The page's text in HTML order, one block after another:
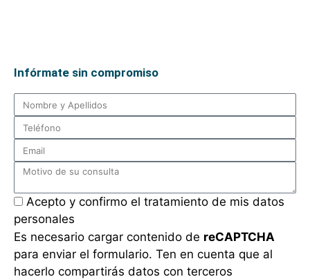
Infórmate sin compromiso
Acepto y confirmo el tratamiento de mis datos
personales
Es necesario cargar contenido de reCAPTCHA
para enviar el formulario. Ten en cuenta que al
hacerlo compartirás datos con terceros